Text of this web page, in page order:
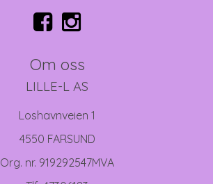
Om oss
LILLE-L AS
Loshavnveien 1
4550 FARSUND
Org. nr. 919292547MVA